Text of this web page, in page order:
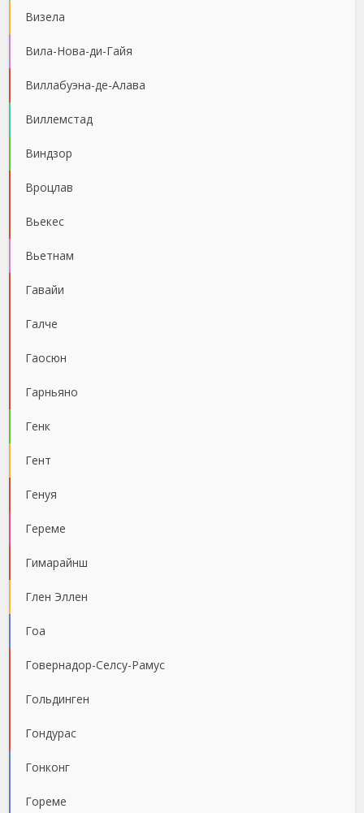
Визела
Вила-Нова-ди-Гайя
Виллабуэна-де-Алава
Виллемстад
Виндзор
Вроцлав
Вьекес
Вьетнам
Гавайи
Галче
Гаосюн
Гарньяно
Генк
Гент
Генуя
Гереме
Гимарайнш
Глен Эллен
Гоа
Говернадор-Селсу-Рамус
Гольдинген
Гондурас
Гонконг
Гореме